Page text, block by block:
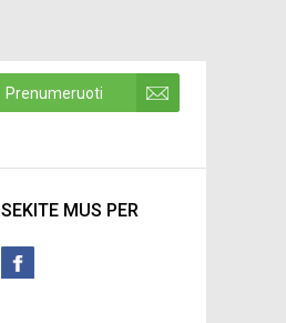
Prenumeruoti
SEKITE MUS PER